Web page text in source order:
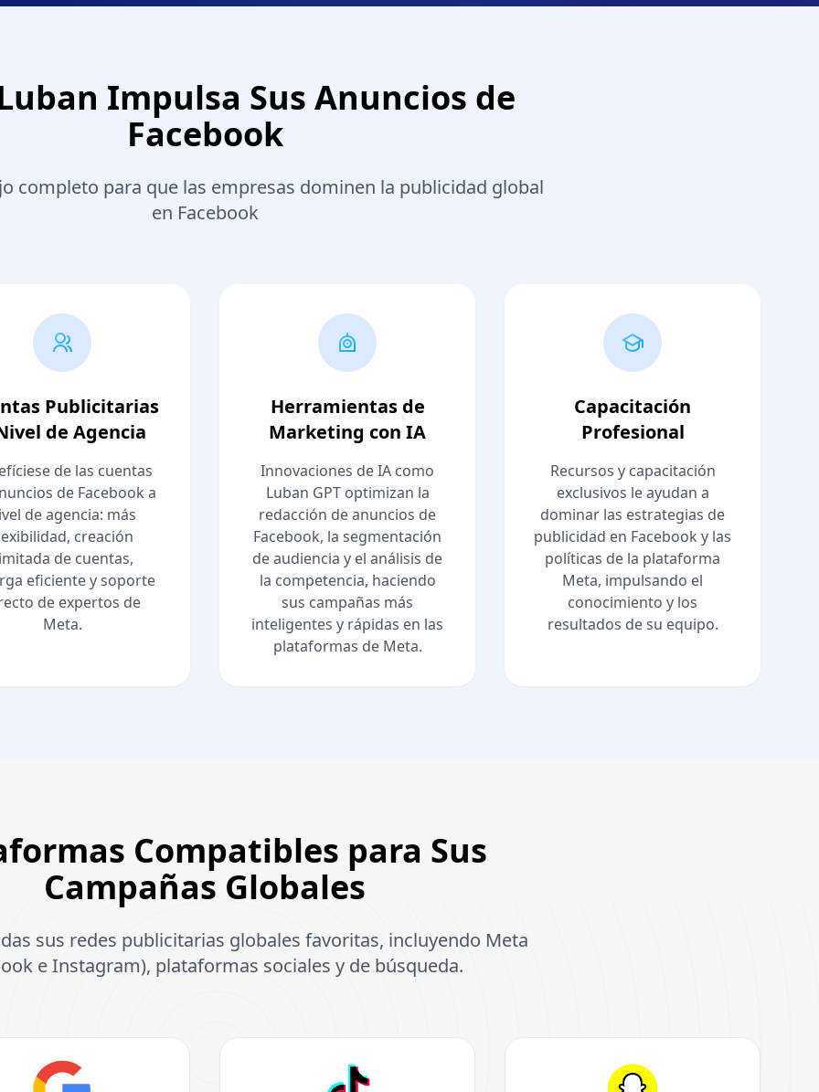
Impulsa Sus Anuncios de
Facebook
completo para que las empresas dominen la publicidad global
en Facebook
Publicitarias
de Agencia
de las cuentas
de Facebook a
de agencia: más
creación
de cuentas,
eficiente y soporte
de expertos de
Meta.
Herramientas de
Marketing con IA
Innovaciones de IA como
Luban GPT optimizan la
redacción de anuncios de
Facebook, la segmentación
de audiencia y el análisis de
la competencia, haciendo
sus campañas más
inteligentes y rápidas en las
plataformas de Meta.
Capacitación
Profesional
Recursos y capacitación
exclusivos le ayudan a
dominar las estrategias de
publicidad en Facebook y las
políticas de la plataforma
Meta, impulsando el
conocimiento y los
resultados de su equipo.
Compatibles para Sus
Campañas Globales
sus redes publicitarias globales favoritas, incluyendo Meta
e Instagram), plataformas sociales y de búsqueda.